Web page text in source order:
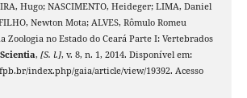
Hugo; NASCIMENTO, Heideger; LIMA, Daniel
Newton Mota; ALVES, Rômulo Romeu
Zoologia no Estado do Ceará Parte I: Vertebrados
, [S. l.], v. 8, n. 1, 2014. Disponível em:
index.php/gaia/article/view/19392. Acesso